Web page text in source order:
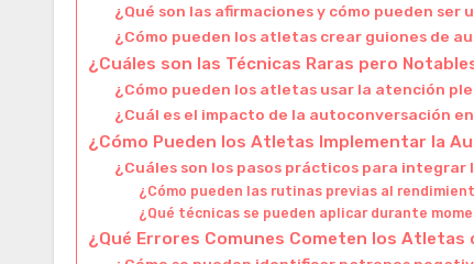
¿Qué son las afirmaciones y cómo pueden ser
¿Cómo pueden los atletas crear guiones de
¿Cuáles son las Técnicas Raras pero
¿Cómo pueden los atletas usar la atención
¿Cuál es el impacto de la autoconversación
¿Cómo Pueden los Atletas Implementar la
¿Cuáles son los pasos prácticos para
¿Cómo pueden las rutinas previas al
¿Qué técnicas se pueden aplicar durante
¿Qué Errores Comunes Cometen los